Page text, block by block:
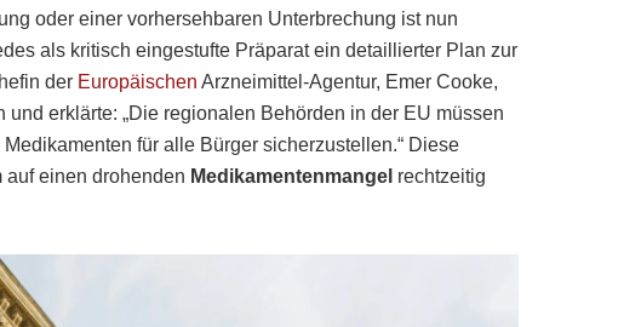
oder einer vorhersehbaren Unterbrechung ist nun
als kritisch eingestufte Präparat ein detaillierter Plan zur
der Europäischen Arzneimittel-Agentur, Emer Cooke,
erklärte: „Die regionalen Behörden in der EU müssen
für alle Bürger sicherzustellen.“ Diese
einen drohenden Medikamentenmangel rechtzeitig